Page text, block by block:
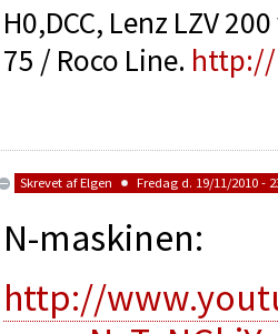
H0,DCC, Lenz LZV
75 / Roco Line. http://
Skrevet afElgen Fredag d. 19/11/2010 -
N-maskinen:
http://